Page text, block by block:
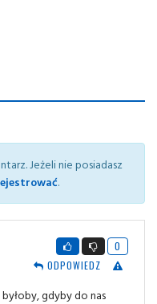
Jeżeli nie posiadasz
.
0
ODPOWIEDZ
gdyby do nas